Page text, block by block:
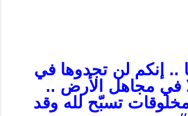
.. إنكم لن تجدوها في
في مجاهل الأرض ..
تسبّح لله وقد